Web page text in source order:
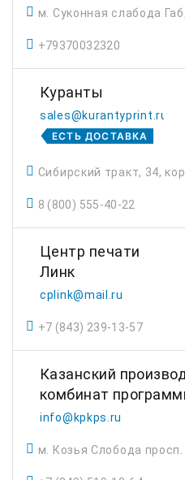
м. Суконная слабода
+79370032320
Куранты
sales@kurantyprint.ru
ЕСТЬ ДОСТАВКА
Сибирский тракт, 34,
8 (800) 555-40-22
Центр печати
Линк
cplink@mail.ru
+7 (843) 239-13-57
Казанский
комбинат
info@kpkps.ru
м. Козья Слобода